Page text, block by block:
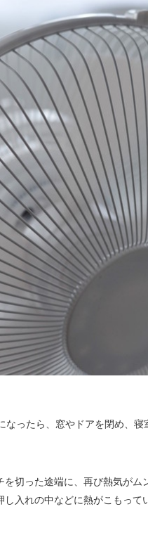
なったら、窓やドアを閉め、
切った途端に、再び熱気がム
入れの中などに熱がこもって